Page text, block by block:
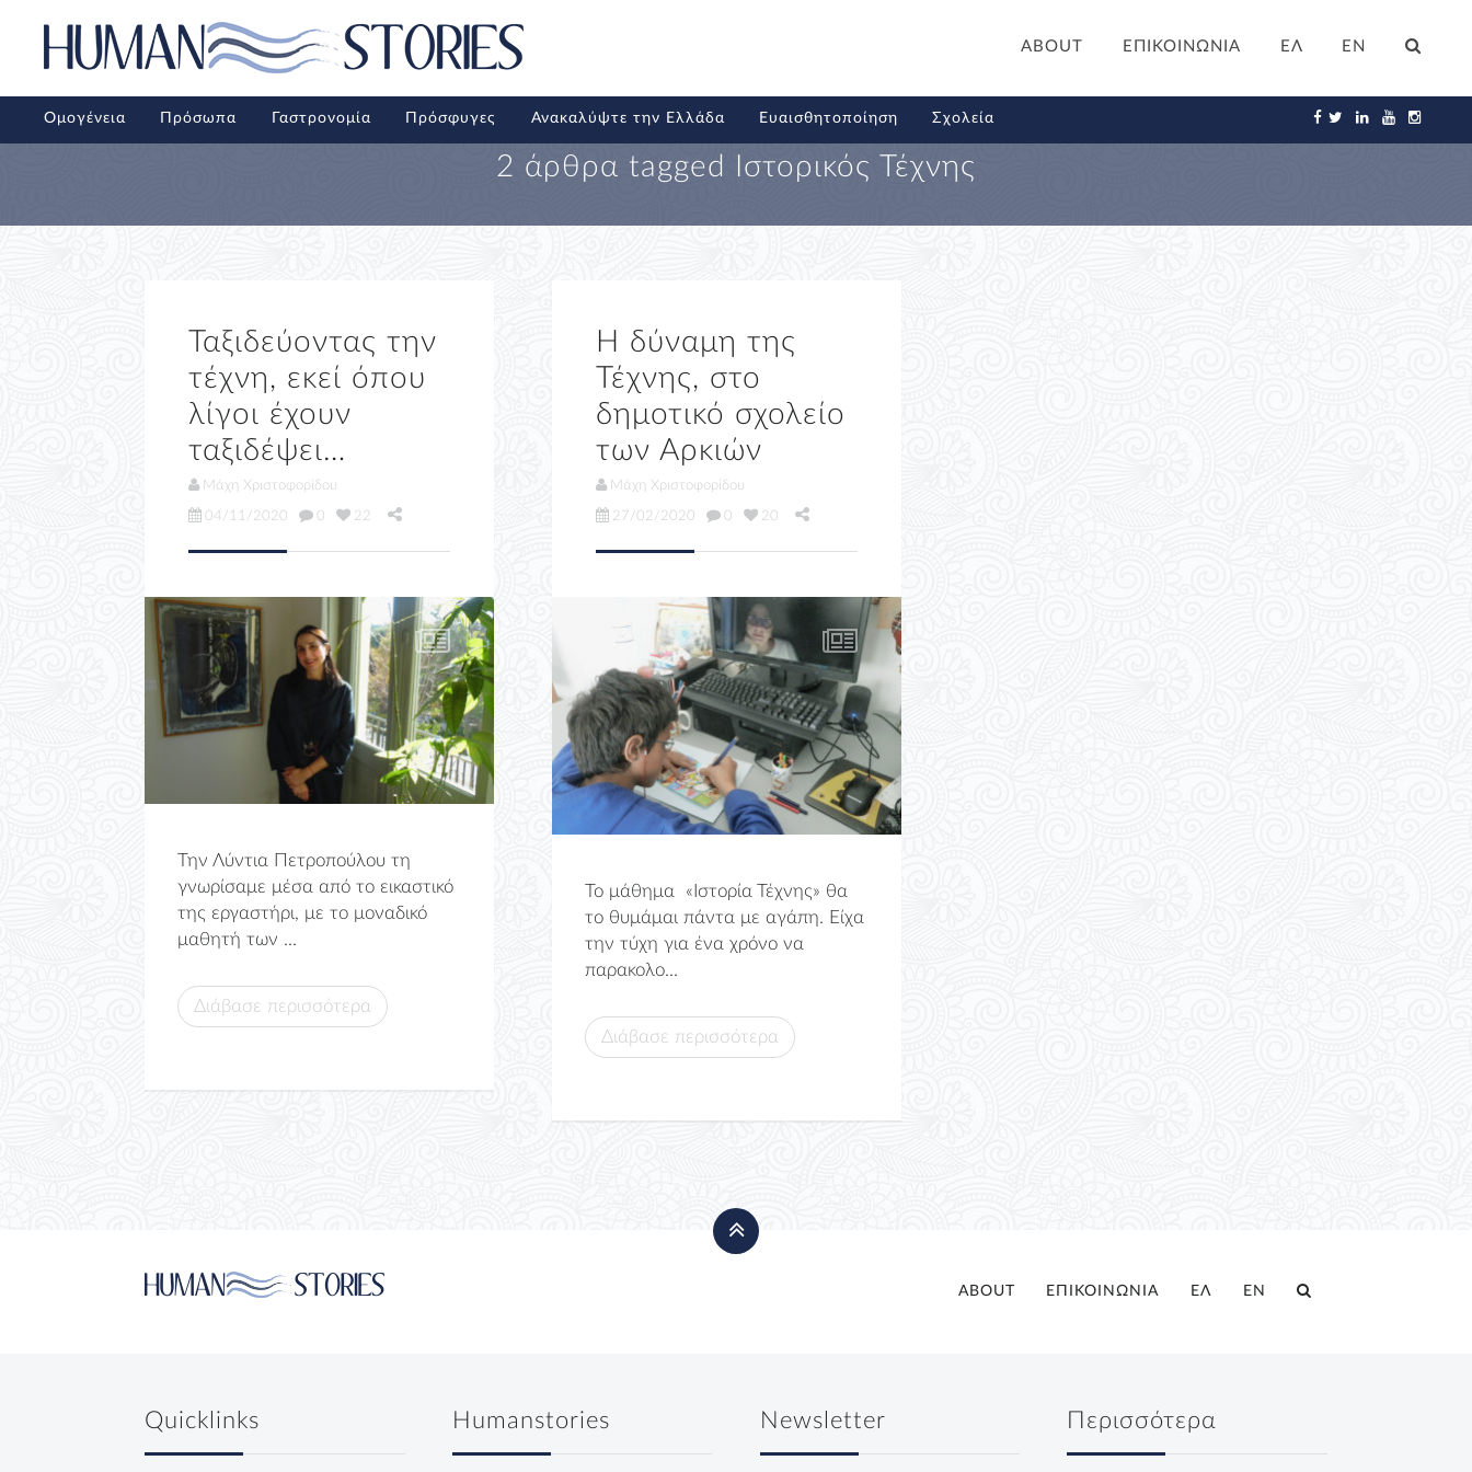
ABOUT ΕΠΙΚΟΙΝΩΝΙΑ ΕΛ EN
Ομογένεια Πρόσωπα Γαστρονομία Πρόσφυγες Ανακαλύψτε την Ελλάδα Ευαισθητοποίηση Σχολεία
2 άρθρα tagged Ιστορικός Τέχνης
Ταξιδεύοντας την
τέχνη, εκεί όπου
λίγοι έχουν
ταξιδέψει…
Μάχη Χριστοφορίδου
04/11/2020
0 22
Την Λύντια Πετροπούλου τη
γνωρίσαμε μέσα από το εικαστικό
της εργαστήρι, με το μοναδικό
μαθητή των ...
Διάβασε περισσότερα
Η δύναμη της
Τέχνης, στο
δημοτικό σχολείο
των Αρκιών
Μάχη Χριστοφορίδου
27/02/2020
0 20
Το μάθημα «Ιστορία Τέχνης» θα
το θυμάμαι πάντα με αγάπη. Είχα
την τύχη για ένα χρόνο να
παρακολο...
Διάβασε περισσότερα
ABOUT ΕΠΙΚΟΙΝΩΝΙΑ ΕΛ EN
Quicklinks Humanstories Newsletter Περισσότερα